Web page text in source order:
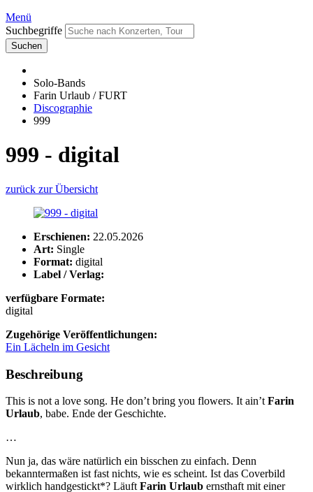
Menü
Suchbegriffe
Suchen
Solo-Bands
Farin Urlaub / FURT
Discographie
999
999 - digital
zurück zur Übersicht
Erschienen: 22.05.2026
Art: Single
Format: digital
Label / Verlag:
verfügbare Formate:
digital
Zugehörige Veröffentlichungen:
Ein Lächeln im Gesicht
Beschreibung
This is not a love song. He don’t bring you flowers. It ain’t Farin
Urlaub, babe. Ende der Geschichte.
…
Nun ja, das wäre natürlich ein bisschen zu einfach. Denn
bekanntermaßen ist fast nichts, wie es scheint. Ist das Coverbild
wirklich handgestickt*? Läuft Farin Urlaub ernsthaft mit einer